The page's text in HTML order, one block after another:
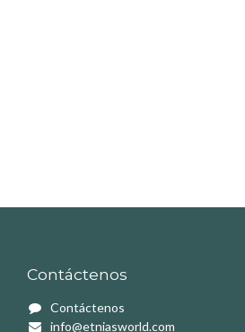
Contáctenos
Contáctenos
info@etniasworld.com